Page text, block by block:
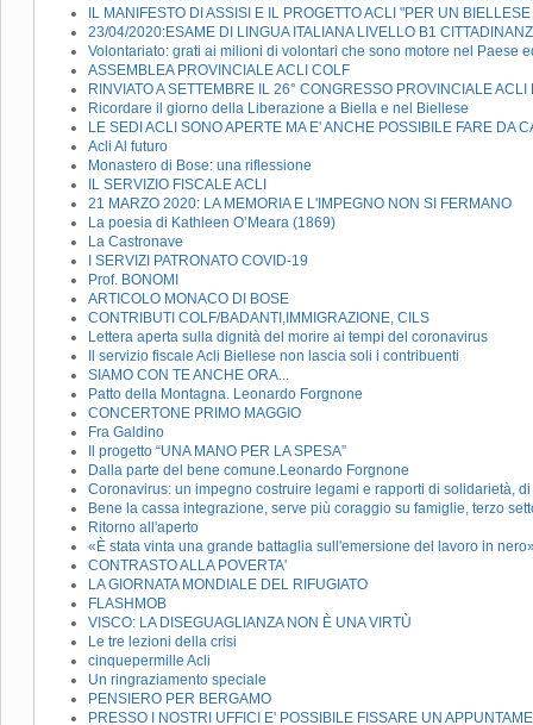
IL MANIFESTO DI ASSISI E IL PROGETTO ACLI "PER UN
23/04/2020:ESAME DI LINGUA ITALIANA LIVELLO B1
Volontariato: grati ai milioni di volontari che sono motore nel Paese
ASSEMBLEA PROVINCIALE ACLI COLF
RINVIATO A SETTEMBRE IL 26° CONGRESSO PROVINCIALE ACLI
Ricordare il giorno della Liberazione a Biella e nel Biellese
LE SEDI ACLI SONO APERTE MA E' ANCHE POSSIBILE FARE DA
Acli Al futuro
Monastero di Bose: una riflessione
IL SERVIZIO FISCALE ACLI
21 MARZO 2020: LA MEMORIA E L'IMPEGNO NON SI FERMANO
La poesia di Kathleen O’Meara (1869)
La Castronave
I SERVIZI PATRONATO COVID-19
Prof. BONOMI
ARTICOLO MONACO DI BOSE
CONTRIBUTI COLF/BADANTI,IMMIGRAZIONE, CILS
Lettera aperta sulla dignità del morire ai tempi del coronavirus
Il servizio fiscale Acli Biellese non lascia soli i contribuenti
SIAMO CON TE ANCHE ORA...
Patto della Montagna. Leonardo Forgnone
CONCERTONE PRIMO MAGGIO
Fra Galdino
Il progetto “UNA MANO PER LA SPESA”
Dalla parte del bene comune.Leonardo Forgnone
Coronavirus: un impegno costruire legami e rapporti di solidarietà,
Bene la cassa integrazione, serve più coraggio su famiglie, terzo
Ritorno all'aperto
«È stata vinta una grande battaglia sull'emersione del lavoro in
CONTRASTO ALLA POVERTA'
LA GIORNATA MONDIALE DEL RIFUGIATO
FLASHMOB
VISCO: LA DISEGUAGLIANZA NON È UNA VIRTÙ
Le tre lezioni della crisi
cinquepermille Acli
Un ringraziamento speciale
PENSIERO PER BERGAMO
PRESSO I NOSTRI UFFICI E' POSSIBILE FISSARE UN